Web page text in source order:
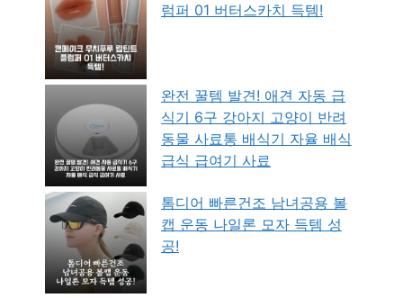
럼퍼 01 버터스카치 득템!
완전 꿀템 발견! 애견 자동 급
식기 6구 강아지 고양이 반려
동물 사료통 배식기 자율 배식
급식 급여기 사료
톰디어 빠른건조 남녀공용 볼
캡 운동 나일론 모자 득템 성
공!